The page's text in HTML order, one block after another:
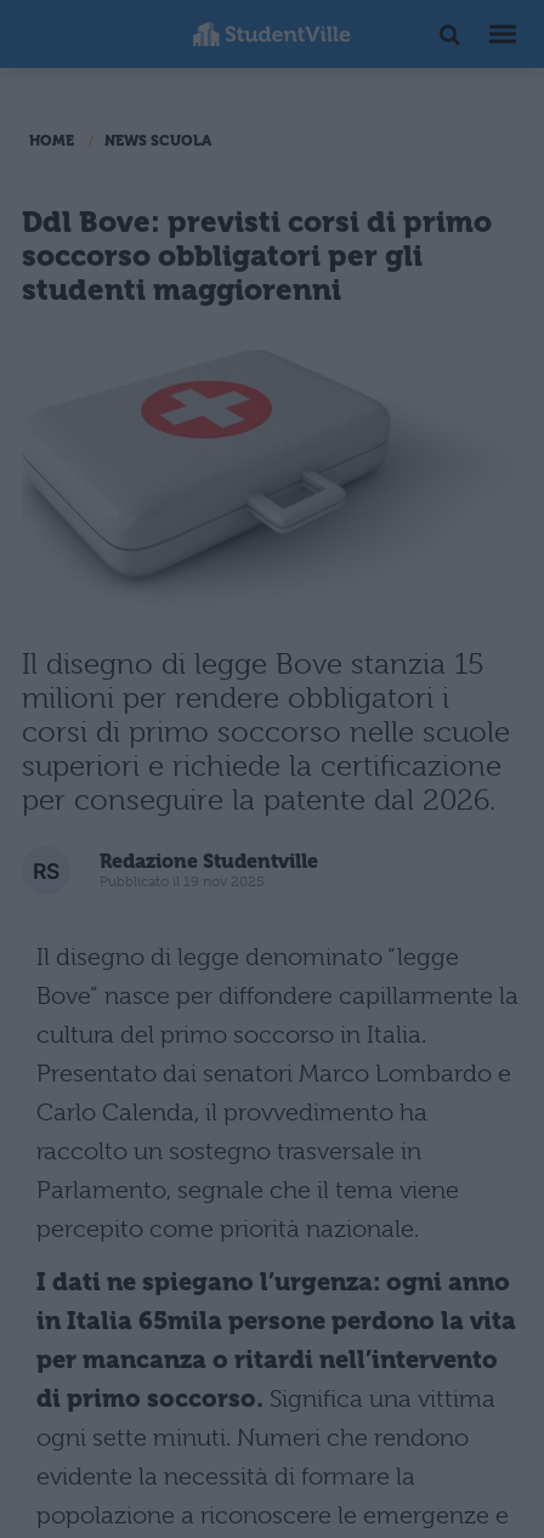
HOME NEWS SCUOLA
Ddl Bove: previsti corsi di primo
soccorso obbligatori per gli
studenti maggiorenni
Il disegno di legge Bove stanzia 15
milioni per rendere obbligatori i
corsi di primo soccorso nelle scuole
superiori e richiede la certificazione
per conseguire la patente dal 2026.
Redazione Studentville
Pubblicato il 19 nov 2025
Il disegno di legge denominato “legge
Bove” nasce per diffondere capillarmente la
cultura del primo soccorso in Italia.
Presentato dai senatori Marco Lombardo e
Carlo Calenda, il provvedimento ha
raccolto un sostegno trasversale in
Parlamento, segnale che il tema viene
percepito come priorità nazionale.
I dati ne spiegano l’urgenza: ogni anno
in Italia 65mila persone perdono la vita
per mancanza o ritardi nell’intervento
di primo soccorso. Significa una vittima
ogni sette minuti. Numeri che rendono
evidente la necessità di formare la
popolazione a riconoscere le emergenze e